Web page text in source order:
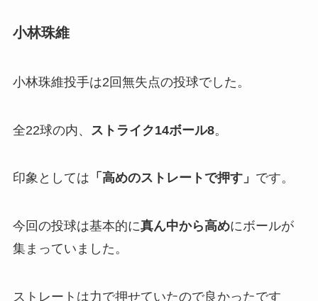
小林珠維
小林珠維投手は2回無失点の投球でした。
全22球の内、 ストライク14ボール8。
印象としては 「 高めのストレートで押す」 です。
今回の投球は基本的に真ん中から高めにボールが
集まっていました。
ストレートは力で押せていたので良かったです